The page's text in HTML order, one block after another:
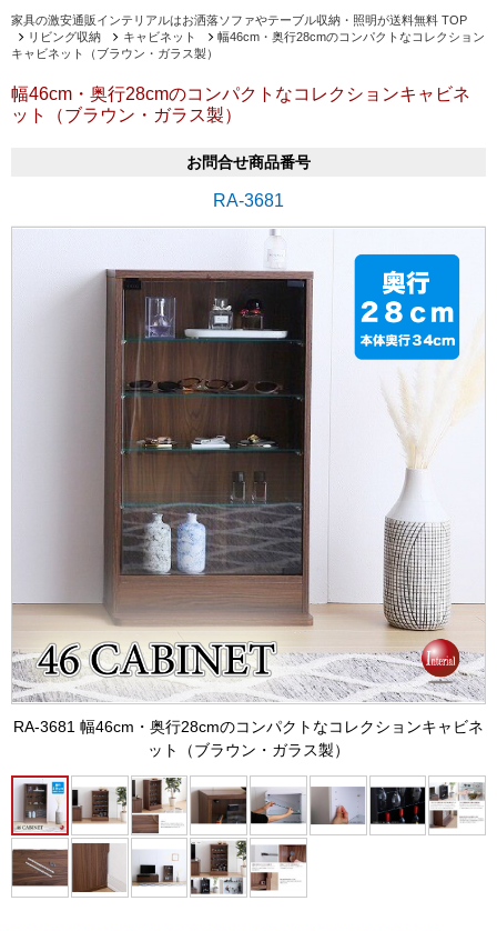
家具の激安通販インテリアルはお洒落ソファやテーブル収納・照明が送料無料 TOP
リビング収納
キャビネット
幅46cm・奥行28cmのコンパクトなコレクション
キャビネット（ブラウン・ガラス製）
幅46cm・奥行28cmのコンパクトなコレクションキャビネ
ット（ブラウン・ガラス製）
お問合せ商品番号
RA-3681
RA-3681 幅46cm・奥行28cmのコンパクトなコレクションキャビネ
ット（ブラウン・ガラス製）